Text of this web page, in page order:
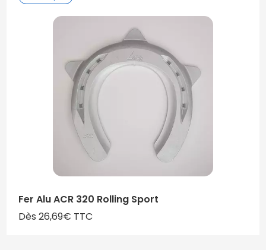
Fer Alu ACR 320 Rolling Sport
Dès 26,69€ TTC